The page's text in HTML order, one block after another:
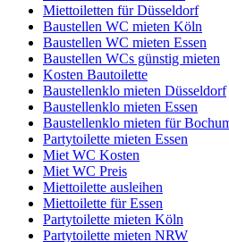
Miettoiletten für Düsseldorf
Baustellen WC mieten Köln
Baustellen WC mieten Essen
Baustellen WCs günstig mieten
Kosten Bautoilette
Baustellenklo mieten Düsseldorf
Baustellenklo mieten Essen
Baustellenklo mieten für
Partytoilette mieten Essen
Miet WC Kosten
Miet WC Preis
Miettoilette ausleihen
Miettoilette für Essen
Partytoilette mieten Köln
Partytoilette mieten NRW